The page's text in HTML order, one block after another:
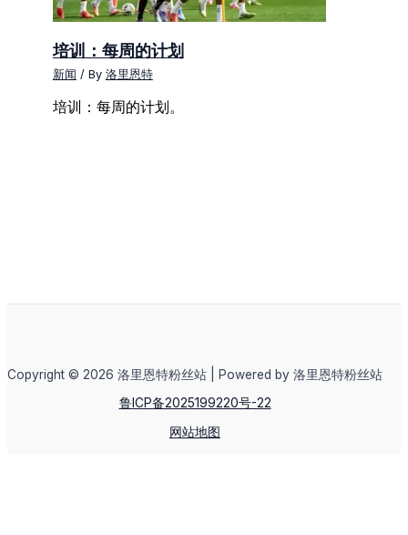
培训：每周的计划
新闻 / By 洛里恩特
培训：每周的计划。
Copyright © 2026 洛里恩特粉丝站 | Powered by 洛里恩特粉丝站
鲁ICP备2025199220号-22
网站地图